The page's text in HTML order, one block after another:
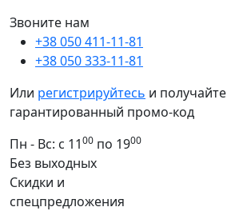
Звоните нам
+38 050 411-11-81
+38 050 333-11-81
Или регистрируйтесь и получайте
гарантированный промо-код
Пн - Вс: с 1100 по 1900
Без выходных
Скидки и
спецпредложения